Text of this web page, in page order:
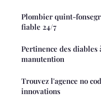
Plombier quint-
fiable 24/7
Pertinence des diables
manutention
Trouvez l'agence no
innovations